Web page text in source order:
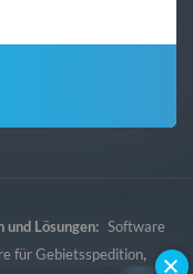
Lösungen: Software
für Gebietsspedition,